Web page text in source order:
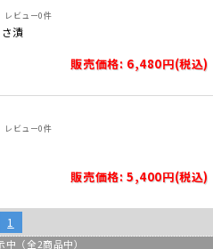
レビュー0件
漬
販売価格: 6,480円(税込)
レビュー0件
販売価格: 5,400円(税込)
1
中（全2商品中）